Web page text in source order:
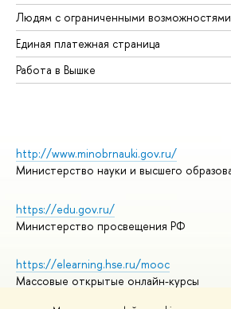
Людям с ограниченными возможностями
Единая платежная страница
Работа в Вышке
http://www.minobrnauki.gov.ru/
Министерство науки и высшего
https://edu.gov.ru/
Министерство просвещения РФ
https://elearning.hse.ru/mooc
Массовые открытые онлайн-курсы